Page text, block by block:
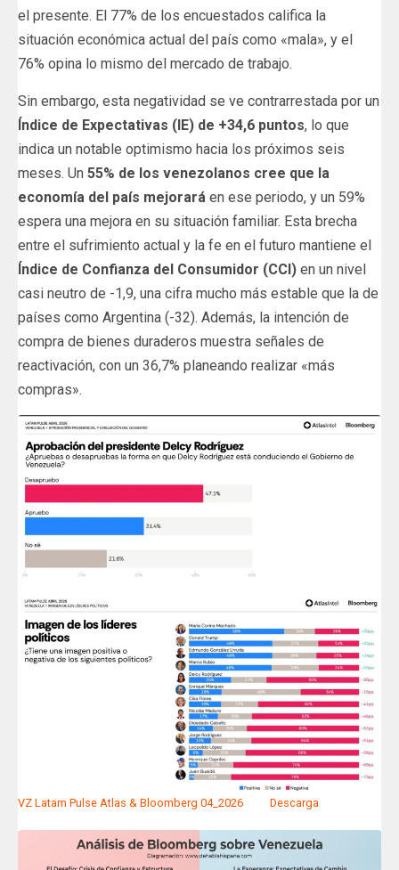
el presente. El 77% de los encuestados califica la
situación económica actual del país como «mala», y el
76% opina lo mismo del mercado de trabajo.
Sin embargo, esta negatividad se ve contrarrestada por un
Índice de Expectativas (IE) de +34,6 puntos, lo que
indica un notable optimismo hacia los próximos seis
meses. Un 55% de los venezolanos cree que la
economía del país mejorará en ese periodo, y un 59%
espera una mejora en su situación familiar. Esta brecha
entre el sufrimiento actual y la fe en el futuro mantiene el
Índice de Confianza del Consumidor (CCI) en un nivel
casi neutro de -1,9, una cifra mucho más estable que la de
países como Argentina (-32). Además, la intención de
compra de bienes duraderos muestra señales de
reactivación, con un 36,7% planeando realizar «más
compras».
VZ Latam Pulse Atlas & Bloomberg 04_2026 Descarga